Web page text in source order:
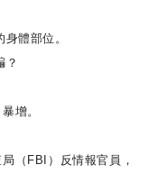
體部位。
？
增。
（FBI）反情報官員，